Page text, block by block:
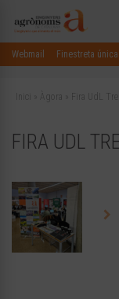
Webmail Finestreta única
Inici Àgora Fira UdL
FIRA UDL